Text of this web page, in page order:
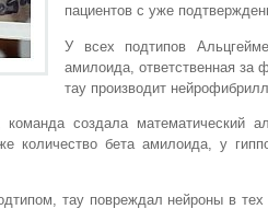
пациентов с уже
У всех подтипов
амилоида, ответственная за
тау производит
создала математический
количество бета амилоида, у
тау повреждал нейроны в